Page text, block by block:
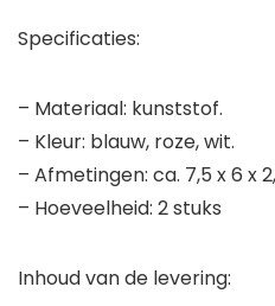
Specificaties:
– Materiaal: kunststof.
– Kleur: blauw, roze, wit.
– Afmetingen: ca. 7,5 x 6 x
– Hoeveelheid: 2 stuks
Inhoud van de levering: